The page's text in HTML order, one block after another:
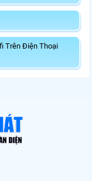
Trên Điện Thoại